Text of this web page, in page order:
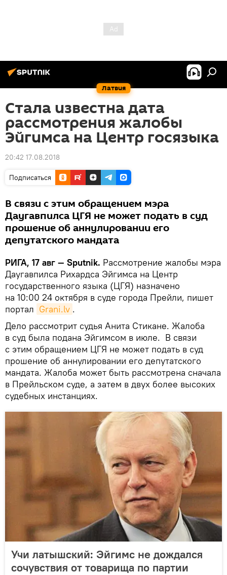
Латвия
Стала известна дата
рассмотрения жалобы
Эйгимса на Центр госязыка
20:42 17.08.2018
Подписаться
В связи с этим обращением мэра
Даугавпилса ЦГЯ не может подать в суд
прошение об аннулировании его
депутатского мандата
РИГА, 17 авг — Sputnik. Рассмотрение жалобы мэра
Даугавпилса Рихардса Эйгимса на Центр
государственного языка (ЦГЯ) назначено
на 10:00 24 октября в суде города Прейли, пишет
портал Grani.lv .
Дело рассмотрит судья Анита Стикане. Жалоба
в суд была подана Эйгимсом в июле. В связи
с этим обращением ЦГЯ не может подать в суд
прошение об аннулировании его депутатского
мандата. Жалоба может быть рассмотрена сначала
в Прейльском суде, а затем в двух более высоких
судебных инстанциях.
Учи латышский: Эйгимс не дождался
сочувствия от товарища по партии